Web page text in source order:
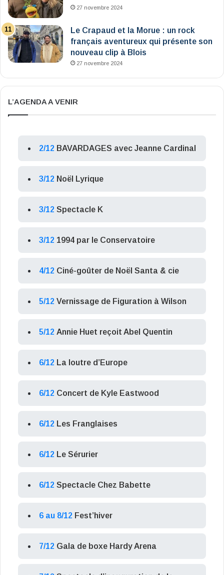
27 novembre 2024
Le Crapaud et la Morue : un rock
français aventureux qui présente son
nouveau clip à Blois
27 novembre 2024
L’AGENDA A VENIR
2/12 BAVARDAGES avec Jeanne Cardinal
3/12 Noël Lyrique
3/12 Spectacle K
3/12 1994 par le Conservatoire
4/12 Ciné-goûter de Noël Santa & cie
5/12 Vernissage de Figuration à Wilson
5/12 Annie Huet reçoit Abel Quentin
6/12 La loutre d’Europe
6/12 Concert de Kyle Eastwood
6/12 Les Franglaises
6/12 Le Sérurier
6/12 Spectacle Chez Babette
6 au 8/12 Fest’hiver
7/12 Gala de boxe Hardy Arena